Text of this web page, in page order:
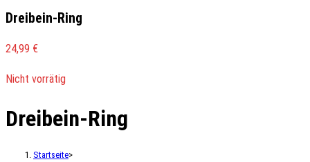
Dreibein-Ring
24,99 €
Nicht vorrätig
Dreibein-Ring
Startseite>